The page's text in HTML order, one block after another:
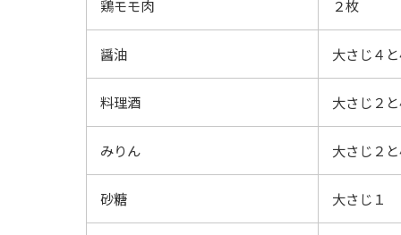
鶏モモ肉 ２枚
醤油 大さじ４
料理酒 大さじ２
みりん 大さじ２
砂糖 大さじ１